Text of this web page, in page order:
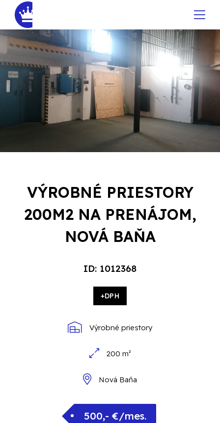
VÝROBNÉ PRIESTORY
200M2 NA PRENÁJOM,
NOVÁ BAŇA
ID: 1012368
+DPH
Výrobné priestory
200 m²
Nová Baňa
500,- €/mes.